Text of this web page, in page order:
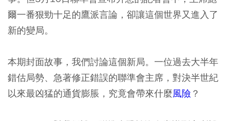
爾一番狠勁十足的鷹派言論，卻讓這個世界又進入了
新的變局。
本期封面故事，我們討論這個新局。一位過去大半年
錯估局勢、急著修正錯誤的聯準會主席，對決半世紀
以來最凶猛的通貨膨脹，究竟會帶來什麼風險 ？